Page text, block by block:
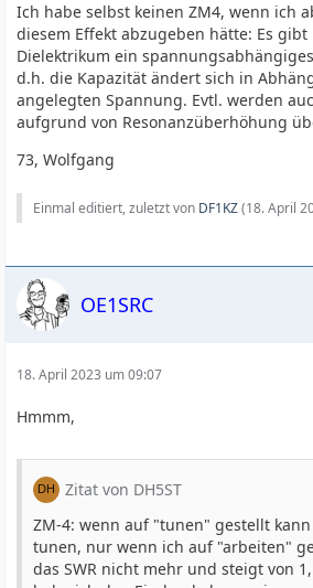
Ich habe selbst keinen ZM4, wenn ich
diesem Effekt abzugeben hätte: Es
Dielektrikum ein
d.h. die Kapazität ändert sich in
angelegten Spannung. Evtl. werden
aufgrund von Resonanzüberhöhung
73, Wolfgang
Einmal editiert, zuletzt von DF1KZ(18. April
OE1SRC
18. April 2023 um 09:07
Hmmm,
Zitat von DH5ST
ZM-4: wenn auf "tunen" gestellt
tunen, nur wenn ich auf "arbeiten"
das SWR nicht mehr und steigt von